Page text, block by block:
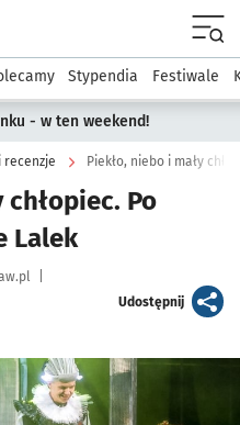
podserwis: Kultura
Stypendia Festiwale
- w ten weekend!
recenzje Piekło, niebo i mały
chłopiec. Po
Lalek
Udostępnijartykuł